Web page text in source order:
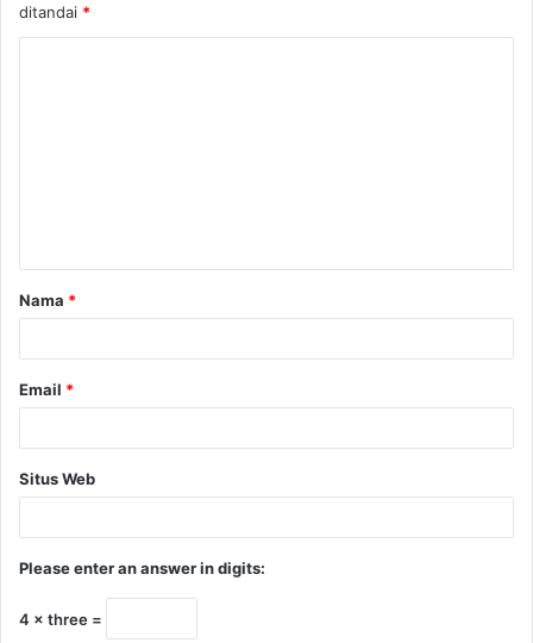
ditandai *
Nama *
Email *
Situs Web
Please enter an answer in digits:
4 × three =